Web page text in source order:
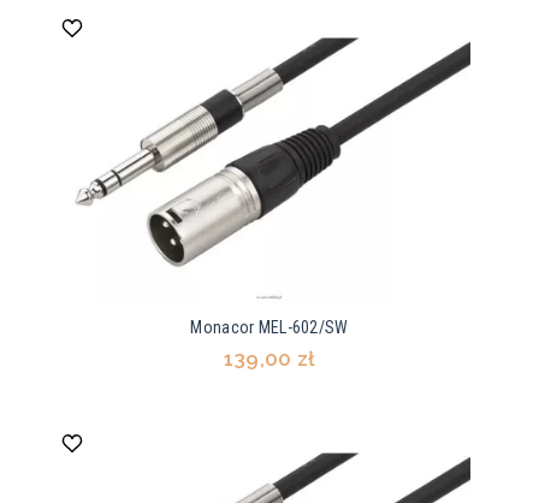
Monacor MEL-602/SW
139,00 zł